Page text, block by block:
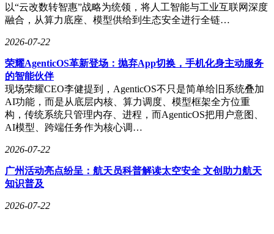
以“云改数转智惠”战略为统领，将人工智能与工业互联网深度
融合，从算力底座、模型供给到生态安全进行全链…
2026-07-22
荣耀AgenticOS革新登场：抛弃App切换，手机化身主动服务
的智能伙伴
现场荣耀CEO李健提到，AgenticOS不只是简单给旧系统叠加
AI功能，而是从底层内核、算力调度、模型框架全方位重
构，传统系统只管理内存、进程，而AgenticOS把用户意图、
AI模型、跨端任务作为核心调…
2026-07-22
广州活动亮点纷呈：航天员科普解读太空安全 文创助力航天
知识普及
2026-07-22